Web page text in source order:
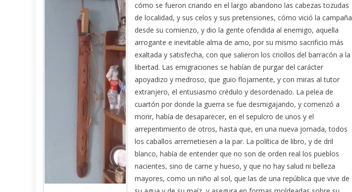
cómo se fueron criando en el largo abandono las cabezas tozudas
de localidad, y sus celos y sus pretensiones, cómo vició la campaña
desde su comienzo, y dio la gente ofendida al enemigo, aquella
arrogante e inevitable alma de amo, por su mismo sacrificio más
exaltada y satisfecha, con que salieron los criollos del barracón a la
libertad. Las emigraciones se habían de purgar del carácter
apoyadizo y medroso, que guio flojamente, y con miras al tutor
extranjero, el entusiasmo crédulo y desordenado. La pelea de
cuartón por donde la guerra se fue desmigajando, y comenzó a
morir, había de desaparecer, en el sepulcro de unos y el
arrepentimiento de otros, hasta que, en una nueva jornada, todos
los caballos arremetiesen a la par. La política de libro, y de dril
blanco, había de entender que no son de orden real los pueblos
nacientes, sino de carne y hueso, y que no hay salud ni belleza
mayores, como un niño al sol, que las de una república que vive de